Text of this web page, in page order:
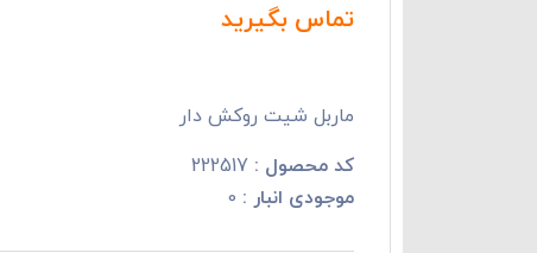
تماس بگیرید
ماربل شیت روکش دار
کد محصول : 222517
موجودی انبار : 0